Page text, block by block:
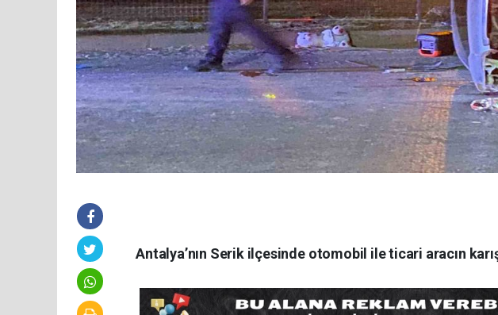
Antalya’nın Serik ilçesinde otomobil ile ticari aracın